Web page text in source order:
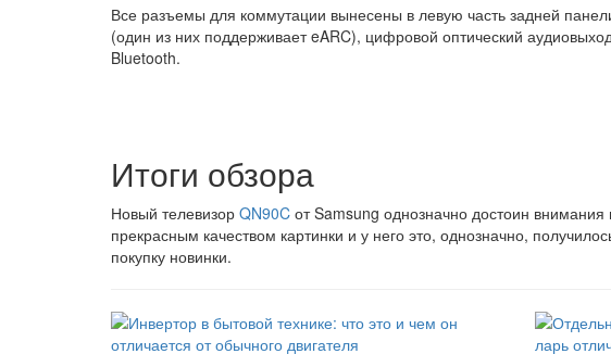
Все разъемы для коммутации вынесены в левую часть задней
(один из них поддерживает eARC), цифровой оптический
Bluetooth.
Итоги обзора
Новый телевизор QN90C от Samsung однозначно достоин внимания
прекрасным качеством картинки и у него это, однозначно,
покупку новинки.